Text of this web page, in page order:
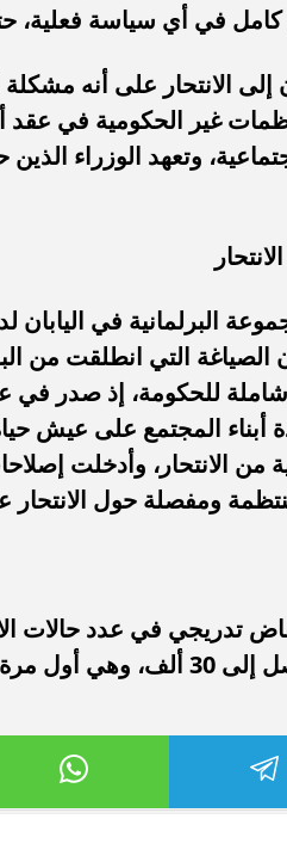
في أي سياسة فعلية، حتى
إلى الانتحار على أنه
غير الحكومية في عقد
وتعهد الوزراء
المجموعة البرلمانية في
الصياغة التي انطلقت من
أبناء المجتمع على
من الانتحار، وأدخلت
ومفصلة حول الانتحار
هبط عدد حالات الانتحار
موعد سفر بعثة الأهلي لمواجهة